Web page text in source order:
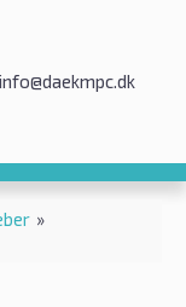
info@daekmpc.dk
»